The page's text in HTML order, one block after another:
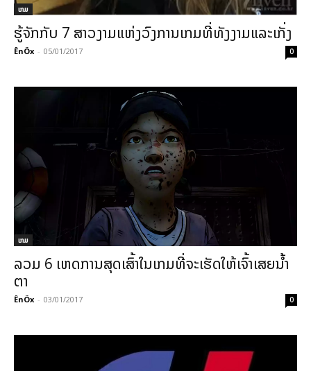
ເກມ
ຮູ້ຈັກກັບ 7 ສາວງາມແຫ່ງວົງການເກມທີ່ທັງງາມແລະເກັ່ງ
ÊnÖx - 05/01/2017 0
ເກມ
ລວມ 6 ເຫດການສຸດເສົ້າໃນເກມທີ່ຈະເຮັດໃຫ້ເຈົ້າເສຍນ້ຳ
ຕາ
ÊnÖx - 03/01/2017 0